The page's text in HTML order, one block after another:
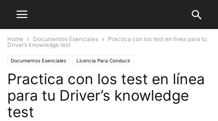
Home Documentos Esenciales
Practica con los test en línea para tu
Driver’s knowledge test
Documentos Esenciales Licencia Para Conducir
Practica con los test en línea
para tu Driver’s knowledge
test